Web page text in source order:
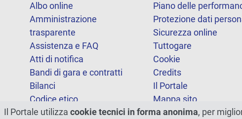
Albo online
Amministrazione
trasparente
Assistenza e FAQ
Atti di notifica
Bandi di gara e contratti
Bilanci
Codice etico
FOIA
Piano delle
Protezione dati
Sicurezza online
Tuttogare
Cookie
Credits
Il Portale
Mappa sito
Statistiche
Il Portale utilizza cookie tecnici in forma anonima, per